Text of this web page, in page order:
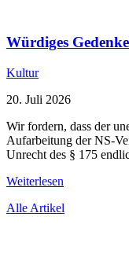
Würdiges
Kultur
20. Juli 2026
Wir fordern, dass der
Aufarbeitung der NS-
Unrecht des § 175
Weiterlesen
Alle Artikel